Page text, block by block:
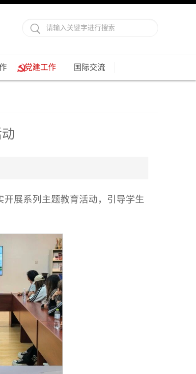
党建工作 国际交流
开展系列主题教育活动，引导学生